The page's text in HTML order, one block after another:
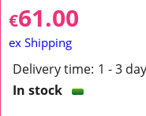
€61.00
ex Shipping
Delivery time: 1 - 3
In stock